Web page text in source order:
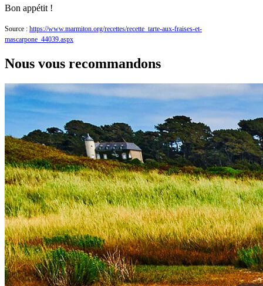
Bon appétit !
Source : https://www.marmiton.org/recettes/recette_tarte-aux-fraises-et-
mascarpone_44039.aspx
Nous vous recommandons